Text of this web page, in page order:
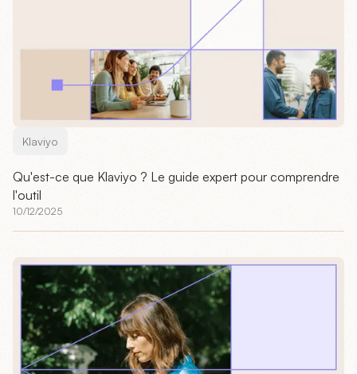
Klaviyo
Qu'est-ce que Klaviyo ? Le guide expert pour comprendre
l'outil
10/12/2025